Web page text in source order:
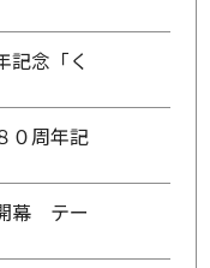
記念「く
０周年記
幕 テー